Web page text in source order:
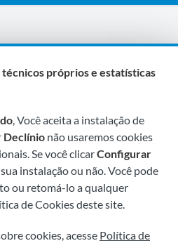
próprios e estatísticas
, Você aceita a instalação de
Declínio não usaremos cookies
Se você clicarConfigurar
instalação ou não. Você pode
ou retomá-lo a qualquer
de Cookies deste site.
cookies, acesse Política de